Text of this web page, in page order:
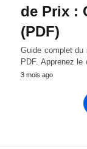
de Prix :
(PDF)
Guide complet
PDF. Apprenez le
3 mois ago